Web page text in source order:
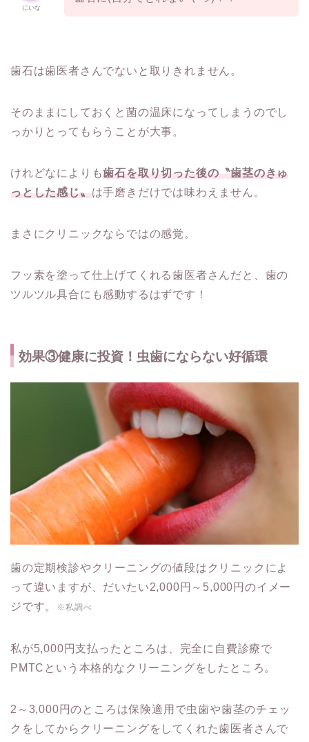
にいな
歯石は歯医者さんでないと取りきれません。
そのままにしておくと菌の温床になってしまうのでし
っかりとってもらうことが大事。
けれどなによりも歯石を取り切った後の〝歯茎のきゅ
っとした感じ〟は手磨きだけでは味わえません。
まさにクリニックならではの感覚。
フッ素を塗って仕上げてくれる歯医者さんだと、歯の
ツルツル具合にも感動するはずです！
効果③健康に投資！虫歯にならない好循環
歯の定期検診やクリーニングの値段はクリニックによ
って違いますが、だいたい2,000円～5,000円のイメー
ジです。
※私調べ
私が5,000円支払ったところは、完全に自費診療で
PMTCという本格的なクリーニングをしたところ。
2～3,000円のところは保険適用で虫歯や歯茎のチェッ
クをしてからクリーニングをしてくれた歯医者さんで